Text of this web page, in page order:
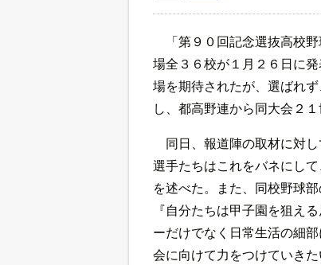
「第９０回記念選抜高校
場全３６校が１月２６日に
場を期待されたが、選ばれ
し、都高野連から同大会２
同日、報道陣の取材に対
選手たちはこれをバネにし
を述べた。また、同校野球
『自分たちは甲子園を狙え
ーだけでなく日常生活の細
会に向けて力をつけていきた